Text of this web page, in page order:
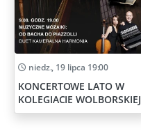
niedz., 19 lipca 19:00
KONCERTOWE LATO W
KOLEGIACIE WOLBORSKIEJ